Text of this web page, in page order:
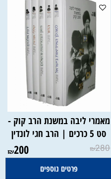
מאמרי ליבה במשנת הרב קוק -
סט 5 כרכים | הרב חגי לונדין
₪280
₪200
פרטים נוספים